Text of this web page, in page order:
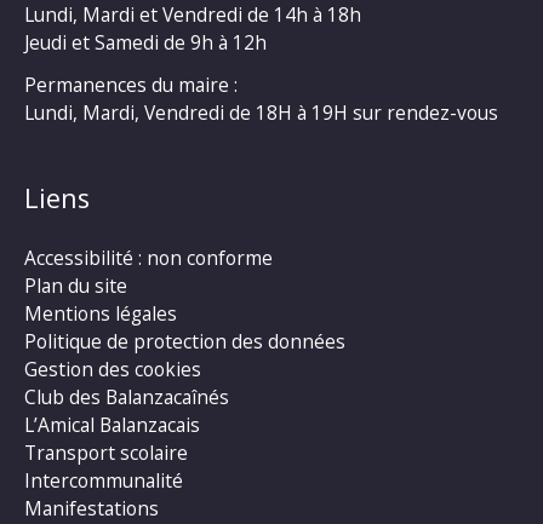
Lundi, Mardi et Vendredi de 14h à 18h
Jeudi et Samedi de 9h à 12h
Permanences du maire :
Lundi, Mardi, Vendredi de 18H à 19H sur rendez-vous
Liens
Accessibilité : non conforme
Plan du site
Mentions légales
Politique de protection des données
Gestion des cookies
Club des Balanzacaînés
L’Amical Balanzacais
Transport scolaire
Intercommunalité
Manifestations